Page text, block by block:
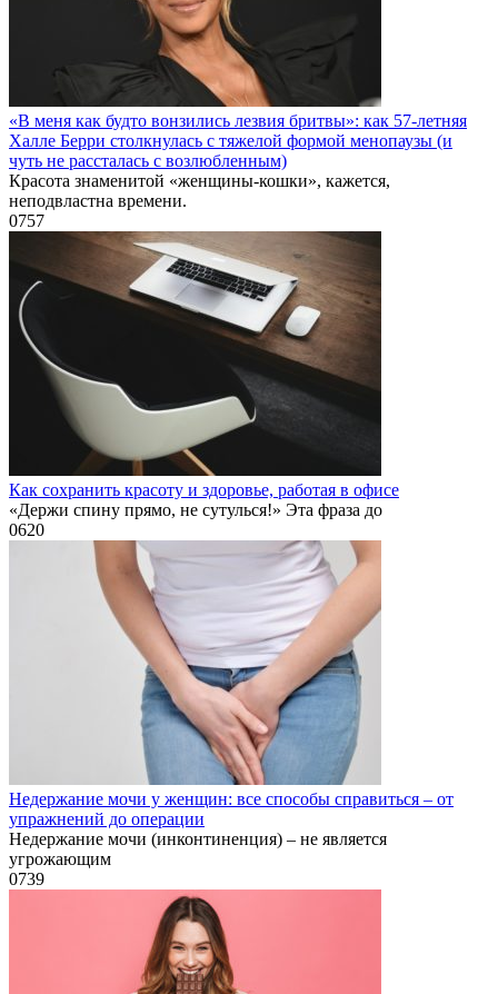
«В меня как будто вонзились лезвия бритвы»: как 57-летняя
Халле Берри столкнулась с тяжелой формой менопаузы (и
чуть не рассталась с возлюбленным)
Красота знаменитой «женщины-кошки», кажется,
неподвластна времени.
0757
Как сохранить красоту и здоровье, работая в офисе
«Держи спину прямо, не сутулься!» Эта фраза до
0620
Недержание мочи у женщин: все способы справиться – от
упражнений до операции
Недержание мочи (инконтиненция) – не является
угрожающим
0739